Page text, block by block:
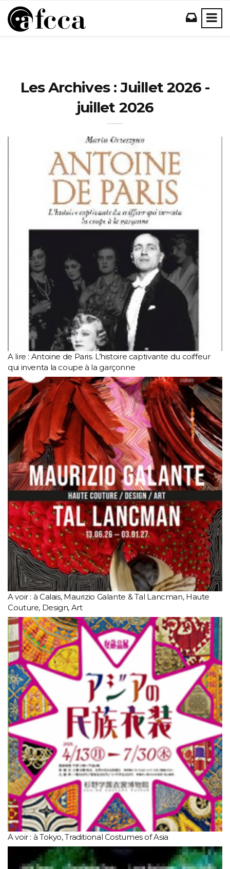
Les Archives : Juillet 2026 -
juillet 2026
A lire : Antoine de Paris. L’histoire captivante du coiffeur
qui inventa la coupe à la garçonne
A voir : à Calais, Maurizio Galante & Tal Lancman, Haute
Couture, Design, Art
A voir : à Tokyo, Traditional Costumes of Asia